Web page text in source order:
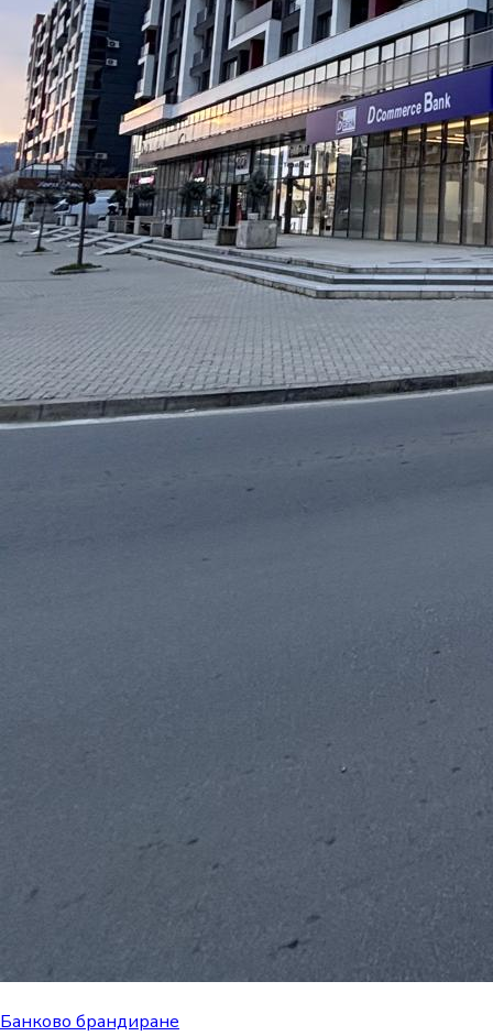
Банково брандиране